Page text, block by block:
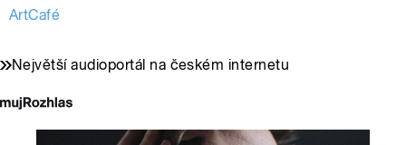
ArtCafé
Největší audioportál na českém internetu